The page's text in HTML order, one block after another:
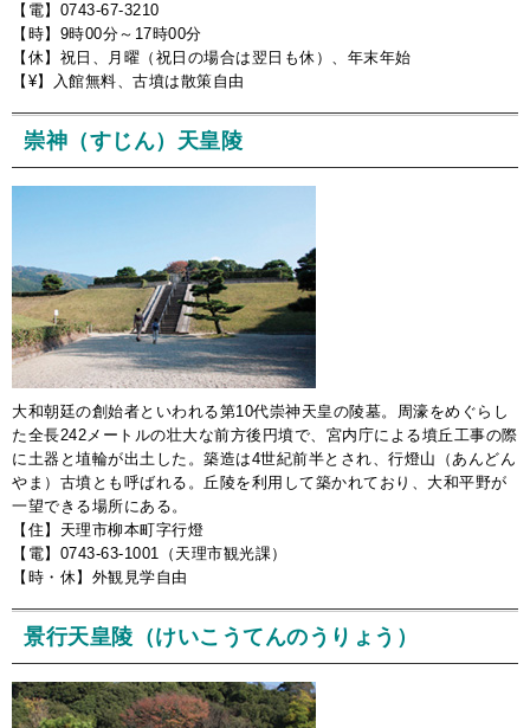
【電】0743-67-3210
【時】9時00分～17時00分
【休】祝日、月曜（祝日の場合は翌日も休）、年末年始
【¥】入館無料、古墳は散策自由
崇神（すじん）天皇陵
大和朝廷の創始者といわれる第10代崇神天皇の陵墓。周濠をめぐらし
た全長242メートルの壮大な前方後円墳で、宮内庁による墳丘工事の際
に土器と埴輪が出土した。築造は4世紀前半とされ、行燈山（あんどん
やま）古墳とも呼ばれる。丘陵を利用して築かれており、大和平野が
一望できる場所にある。
【住】天理市柳本町字行燈
【電】0743-63-1001（天理市観光課）
【時・休】外観見学自由
景行天皇陵（けいこうてんのうりょう）